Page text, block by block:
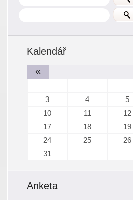
Kalendář
«
3 4 5
10
11 12
17
18 19
24
25 26
31
Anketa